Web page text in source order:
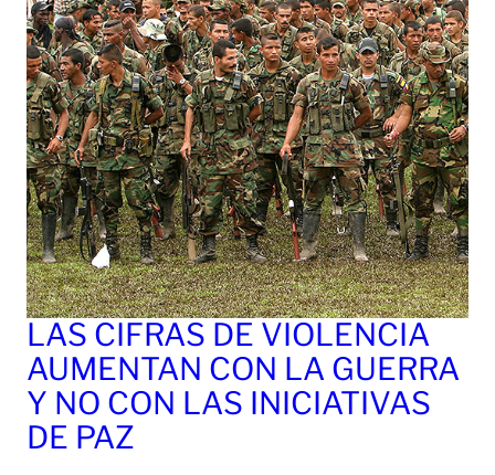
LAS CIFRAS DE VIOLENCIA
AUMENTAN CON LA GUERRA
Y NO CON LAS INICIATIVAS
DE PAZ